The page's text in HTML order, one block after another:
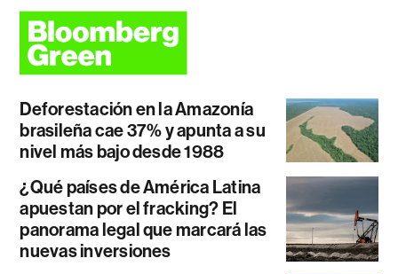
Deforestación en la Amazonía
brasileña cae 37% y apunta a su
nivel más bajo desde 1988
¿Qué países de América Latina
apuestan por el fracking? El
panorama legal que marcará las
nuevas inversiones